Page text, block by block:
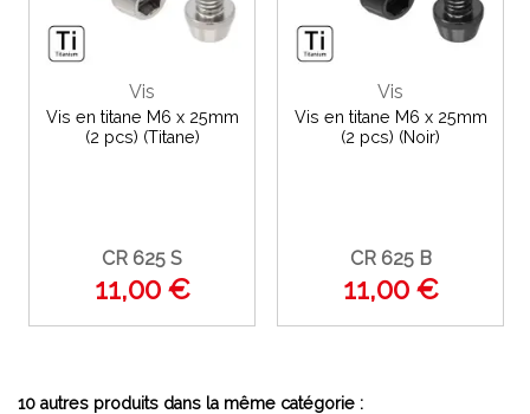
Vis
Vis en titane M6 x 25mm
(2 pcs) (Titane)
CR 625 S
11,00 €
Vis
Vis en titane M6 x 25mm
(2 pcs) (Noir)
CR 625 B
11,00 €
10 autres produits dans la même catégorie :